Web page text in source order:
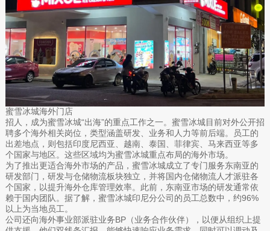
蜜雪冰城海外门店
招人，成为蜜雪冰城“出海”的重点工作之一。蜜雪冰城目前对外公开招
聘多个海外相关岗位，类型涵盖研发、业务和人力等前后端。员工的
出差地点，则包括印度尼西亚、越南、泰国、菲律宾、马来西亚等多
个国家与地区。这些区域均为蜜雪冰城重点布局的海外市场。
为了推出更适合海外市场的产品，蜜雪冰城成立了专门服务东南亚的
研发部门，研发与仓储物流板块独立，并将国内仓储物流人才派驻各
个国家，以提升海外仓库管理效率。此前，东南亚市场的研发通常依
赖于国内团队。据了解，蜜雪冰城印尼分公司的员工总数中，约96%
以上为当地员工。
公司还向海外事业部派驻业务BP（业务合作伙伴），以便从组织上提